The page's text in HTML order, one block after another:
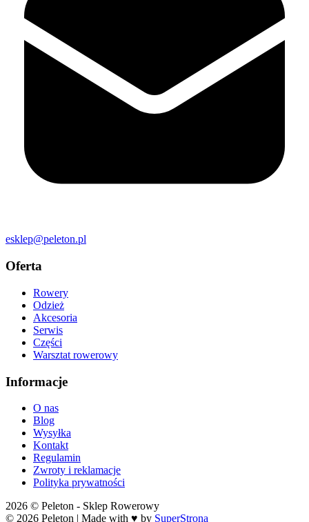
esklep@peleton.pl
Oferta
Rowery
Odzież
Akcesoria
Serwis
Części
Warsztat rowerowy
Informacje
O nas
Blog
Wysyłka
Kontakt
Regulamin
Zwroty i reklamacje
Polityka prywatności
2026 © Peleton - Sklep Rowerowy
© 2026 Peleton | Made with ♥ by SuperStrona